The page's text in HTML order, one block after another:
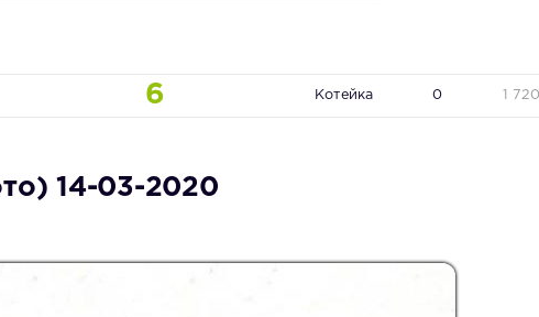
6 Котейка 0 1
14-03-2020